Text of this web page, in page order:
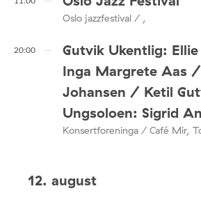
Oslo jazzfestival / ,
20:00
Gutvik Ukentlig:
Inga Margrete Aas
Johansen / Ketil
Ungsoloen: Sigrid
Konsertforeninga / Café Mir,
12. august